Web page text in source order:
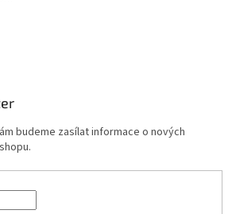
budeme zasílat informace o nových